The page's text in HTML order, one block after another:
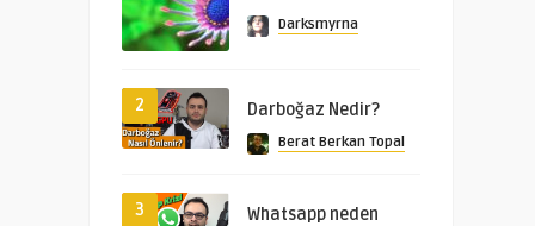
Darksmyrna
2 Darboğaz Nedir?
Berat Berkan Topal
3
Whatsapp neden